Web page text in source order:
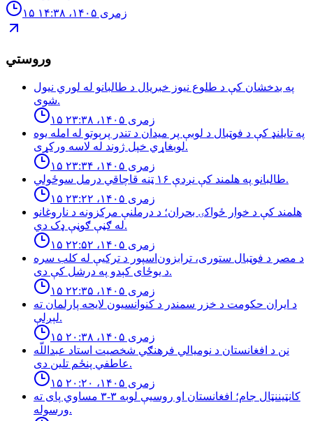
۱۵ زمری ۱۴۰۵، ۱۴:۳۸
وروستي
په بدخشان كې د طلوع نيوز خبريال د طالبانو له لوري نيول
شوى.
۱۵ زمری ۱۴۰۵، ۲۳:۳۸
په تایلنډ کې د فوټبال د لوبې پر میدان د تندر پرېوتو له امله یوه
لوبغاړي خپل ژوند له لاسه ورکړی.
۱۵ زمری ۱۴۰۵، ۲۳:۳۴
طالبانو په هلمند كې نږدې ۱۶ ټنه قاچاقي درمل سوځولي.
۱۵ زمری ۱۴۰۵، ۲۳:۲۲
هلمند كې د خوار ځواكۍ بحران؛ د درملنې مركزونه د ناروغانو
له ګڼې ګوڼې ډک دي.
۱۵ زمری ۱۴۰۵، ۲۲:۵۲
د مصر د فوټبال ستوری، ترابزون‌اسپور د ترکیې له کلب سره
د یوځای کېدو په درشل کې دی.
۱۵ زمری ۱۴۰۵، ۲۲:۳۵
د ایران حکومت د خزر سمندر د کنوانسیون لایحه پارلمان ته
لېږلې.
۱۵ زمری ۱۴۰۵، ۲۰:۳۸
نن د افغانستان د نوميالي فرهنګي شخصيت استاد عبداللّه
عاطفي پنځم تلين دى.
۱۵ زمری ۱۴۰۵، ۲۰:۲۰
کانټیننټال جام؛ افغانستان او روسیې لوبه ۳-۳ مساوي پای ته
ورسوله.